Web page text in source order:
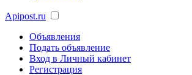
Apipost.ru
Объявления
Подать объявление
Вход в Личный кабинет
Регистрация